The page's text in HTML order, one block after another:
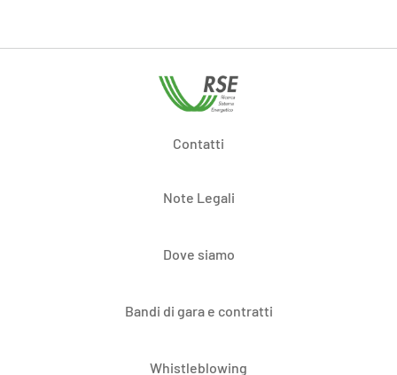
Contatti
Note Legali
Dove siamo
Bandi di gara e contratti
Whistleblowing